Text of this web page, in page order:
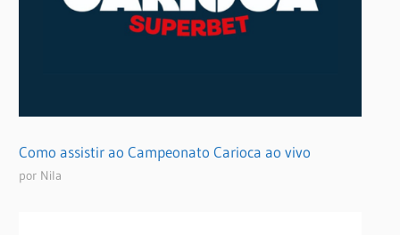
Como assistir ao Campeonato Carioca ao vivo
por Nila